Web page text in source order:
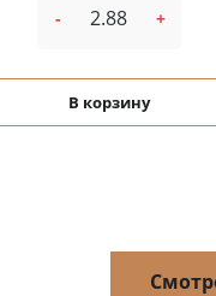
- +
В корзину